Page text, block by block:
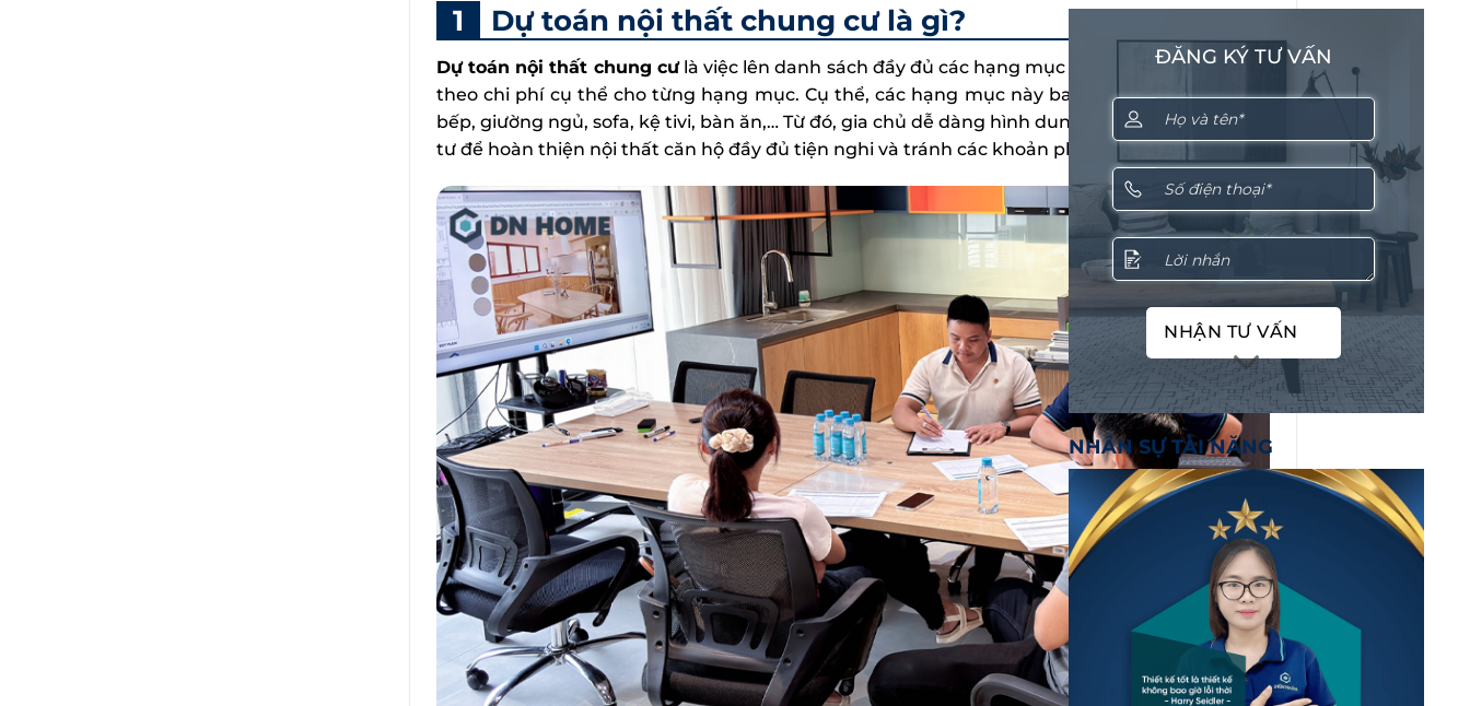
Dự toán nội thất chung cư là gì?
Dự toán nội thất chung cưlà việc lên danh sách đầy đủ các hạng mục nội thất cần thiết kèm
theo chi phí cụ thể cho từng hạng mục. Cụ thể, các hạng mục này bao gồm: tủ quần áo, tủ
bếp, giường ngủ, sofa, kệ tivi, bàn ăn,… Từ đó, gia chủ dễ dàng hình dung tổng chi phí cần đầu
tư để hoàn thiện nội thất căn hộ đầy đủ tiện nghi và tránh các khoản phát sinh.
ĐĂNG KÝ TƯ VẤN
NHẬN TƯ VẤN
NHÂN SỰ TÀI NĂNG